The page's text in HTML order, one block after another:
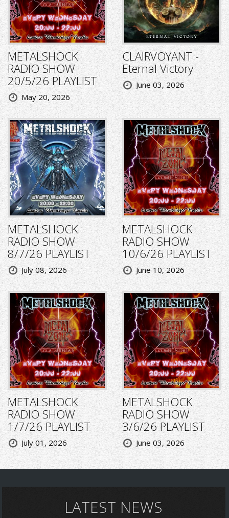
METALSHOCK
RADIO SHOW
20/5/26 PLAYLIST
May 20, 2026
CLAIRVOYANT -
Eternal Victory
June 03, 2026
METALSHOCK
RADIO SHOW
8/7/26 PLAYLIST
July 08, 2026
METALSHOCK
RADIO SHOW
10/6/26 PLAYLIST
June 10, 2026
METALSHOCK
RADIO SHOW
1/7/26 PLAYLIST
July 01, 2026
METALSHOCK
RADIO SHOW
3/6/26 PLAYLIST
June 03, 2026
LATEST NEWS